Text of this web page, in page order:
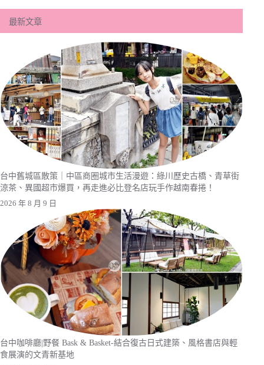
最新文章
台中舊城區散策｜中區商圈城市生活漫遊：綠川歷史古橋、青草街
涼茶、異國超市爆買，再走進必比登名店玩手作越南春捲！
2026 年 8 月 9 日
台中咖啡廳|野餐 Bask & Basket-結合復古日式建築、風格書店與輕
食展演的文青新基地